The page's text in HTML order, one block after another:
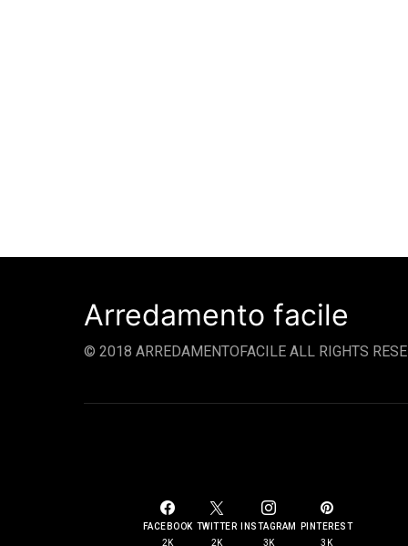
Arredamento facile
© 2018 ARREDAMENTOFACILE ALL RIGHTS
FACEBOOK
2K
TWITTER
2K
INSTAGRAM
3K
PINTEREST
3K